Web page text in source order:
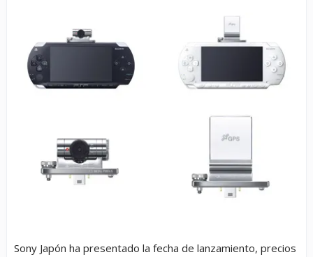
Sony Japón ha presentado la fecha de lanzamiento, precios